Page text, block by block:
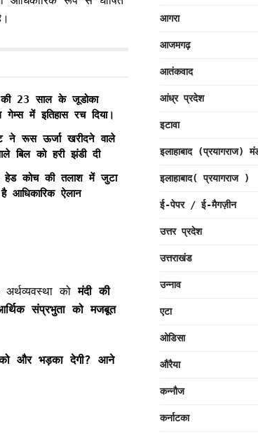
की 23 साल के जूडोका
में इतिहास रच दिया।
ने रूस ऊर्जा खरीदने वाले
बिल को हरी झंडी दी
कोच की तलाश में जुटा
आधिकारिक ऐलान
कोमंदी की
संप्रभुता को मजबूत
को और भड़का देगी? आने
आगरा
आजमगढ़
आतंकवाद
आंध्र प्रदेश
इटावा
इलाहाबाद (प्रयागराज)
इलाहाबाद( प्रयागराज )
ई-पेपर / ई-मैगज़ीन
उत्तर प्रदेश
उत्तराखंड
उन्नाव
एटा
ओडिसा
औरैया
कन्नौज
कर्नाटका